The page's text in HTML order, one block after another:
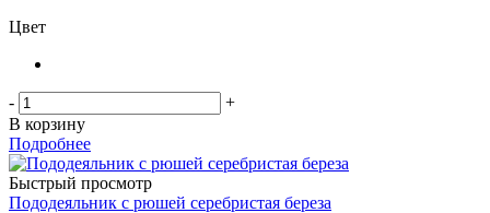
Цвет
-
+
В корзину
Подробнее
Быстрый просмотр
Пододеяльник с рюшей серебристая береза